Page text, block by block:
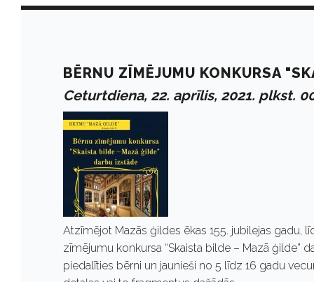
BĒRNU ZĪMĒJUMU KONKURSA
Ceturtdiena, 22. aprīlis, 2021. plkst.
Atzīmējot Mazās ģildes ēkas 155. jubilejas gadu,
zīmējumu konkursa “Skaista bilde – Mazā ģilde”
piedalīties bērni un jaunieši no 5 līdz 16 gadu